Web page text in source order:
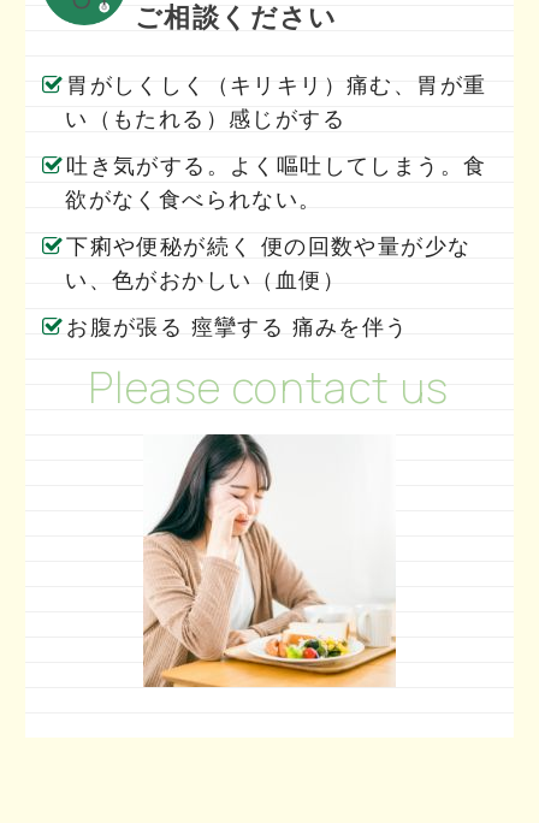
ご相談ください
胃がしくしく（キリキリ）痛む、胃が重
い（もたれる）感じがする
吐き気がする。よく嘔吐してしまう。食
欲がなく食べられない。
下痢や便秘が続く 便の回数や量が少な
い、色がおかしい（血便）
お腹が張る 痙攣する 痛みを伴う
Please contact us